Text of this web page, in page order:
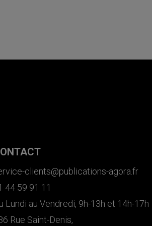
clients@publications-agora.fr
44 59 91 11
Lundi au Vendredi, 9h-13h et 14h-17h
Rue Saint-Denis,